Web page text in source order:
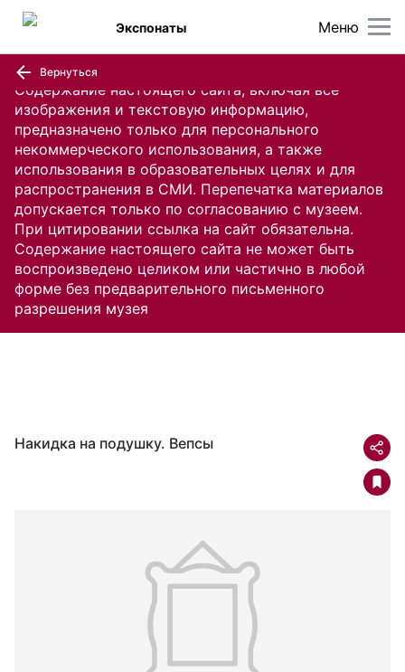
Содержание настоящего сайта, включая все
изображения и текстовую информацию,
предназначено только для персонального
некоммерческого использования, а также
использования в образовательных целях и для
распространения в СМИ. Перепечатка материалов
допускается только по согласованию с музеем.
При цитировании ссылка на сайт обязательна.
Содержание настоящего сайта не может быть
воспроизведено целиком или частично в любой
форме без предварительного письменного
разрешения музея
Меню
Экспонаты
Вернуться
Накидка на подушку. Вепсы